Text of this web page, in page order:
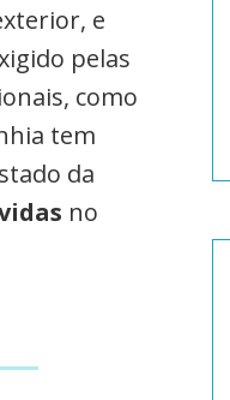
e
pelas
como
tem
da
no